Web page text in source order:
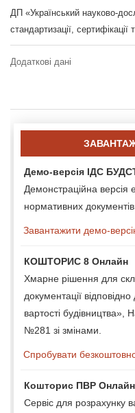
ДП «Український науково-
стандартизації,
Додаткові дані
Демо-версія ІДС
Демонстраційна версія
нормативних
Завантажити демо-
КОШТОРИС 8 Онлайн
Хмарне рішення для
документації
вартості будівництва»,
№281 зі змінами.
Спробувати
Кошторис ПВР Онлайн
Сервіс для розрахунку